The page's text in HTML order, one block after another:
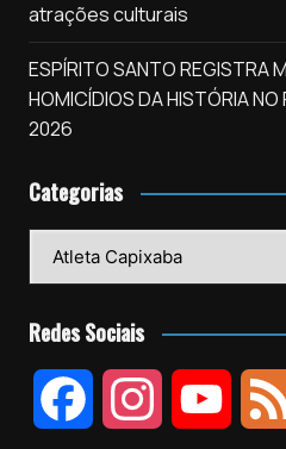
atrações culturais
ESPÍRITO SANTO REGISTRA
HOMICÍDIOS DA HISTÓRIA NO
2026
Categorias
Redes Sociais